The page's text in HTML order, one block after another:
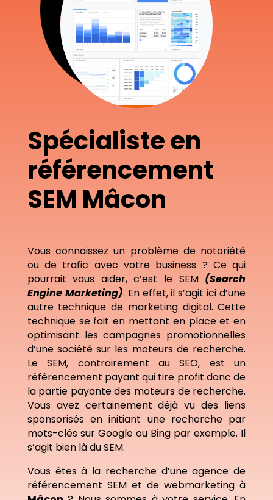
Spécialiste en
référencement
SEM Mâcon
Vous connaissez un problème de notoriété
ou de trafic avec votre business ? Ce qui
pourrait vous aider, c’est le SEM (Search
Engine Marketing). En effet, il s’agit ici d’une
autre technique de marketing digital. Cette
technique se fait en mettant en place et en
optimisant les campagnes promotionnelles
d’une société sur les moteurs de recherche.
Le SEM, contrairement au SEO, est un
référencement payant qui tire profit donc de
la partie payante des moteurs de recherche.
Vous avez certainement déjà vu des liens
sponsorisés en initiant une recherche par
mots-clés sur Google ou Bing par exemple. Il
s’agit bien là du SEM.
Vous êtes à la recherche d’une agence de
référencement SEM et de webmarketing à